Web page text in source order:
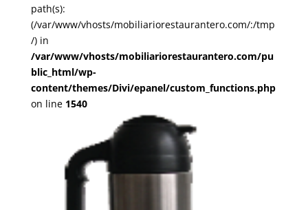
path(s):
(/var/www/vhosts/mobiliariorestaurantero.com/:/tmp
/) in
/var/www/vhosts/mobiliariorestaurantero.com/pu
blic_html/wp-
content/themes/Divi/epanel/custom_functions.php
on line 1540